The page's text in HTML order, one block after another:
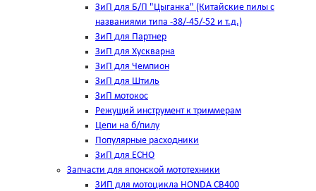
ЗиП для Б/П "Цыганка" (Китайские пилы с
названиями типа -38/-45/-52 и т.д.)
ЗиП для Партнер
ЗиП для Хускварна
ЗиП для Чемпион
ЗиП для Штиль
ЗиП мотокос
Режущий инструмент к триммерам
Цепи на б/пилу
Популярные расходники
ЗиП для ЕСНО
Запчасти для японской мототехники
ЗИП для мотоцикла HONDA CB400